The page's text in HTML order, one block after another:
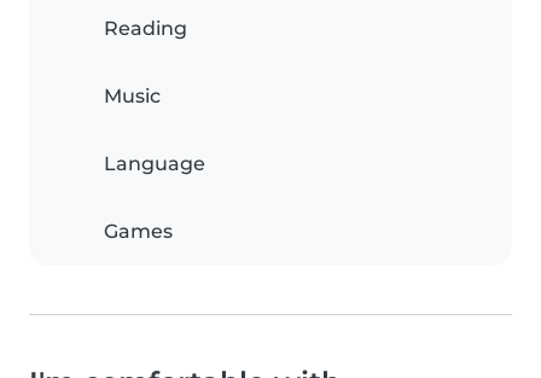
Reading
Music
Language
Games